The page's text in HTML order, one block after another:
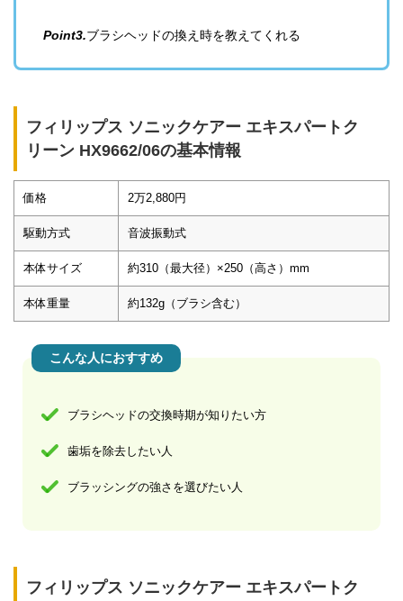
Point3.ブラシヘッドの換え時を教えてくれる
フィリップス ソニックケアー エキスパートク
リーン HX9662/06の基本情報
価格 2万2,880円
駆動方式 音波振動式
本体サイズ 約310（最大径）×250（高さ）mm
本体重量 約132g（ブラシ含む）
こんな人におすすめ
ブラシヘッドの交換時期が知りたい方
歯垢を除去したい人
ブラッシングの強さを選びたい人
フィリップス ソニックケアー エキスパートク